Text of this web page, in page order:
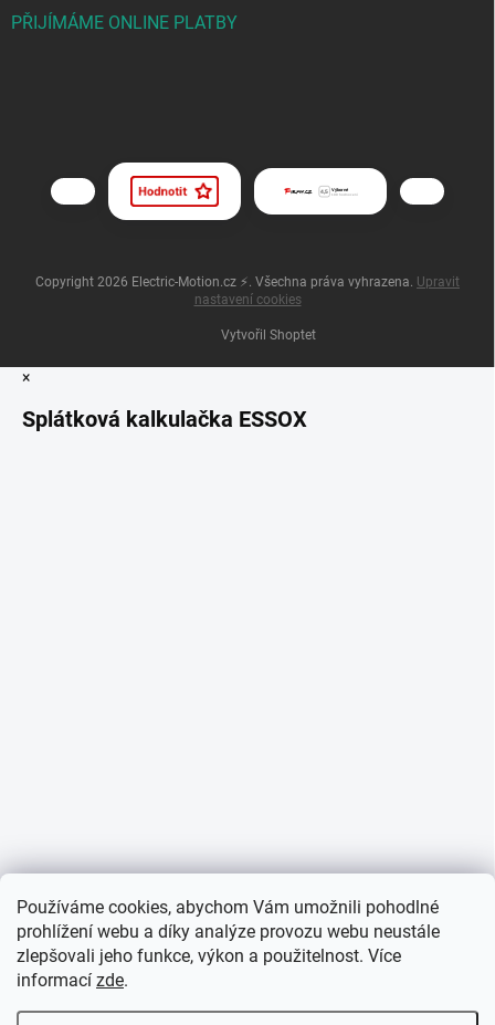
Používáme cookies, abychom Vám umožnili pohodlné
prohlížení webu a díky analýze provozu webu neustále
zlepšovali jeho funkce, výkon a použitelnost. Více
informací zde.
PŘIJÍMÁME ONLINE PLATBY
Vytvořil Shoptet
Copyright 2026 Electric-Motion.cz ⚡. Všechna práva vyhrazena. Upravit
nastavení cookies
×
Splátková kalkulačka ESSOX